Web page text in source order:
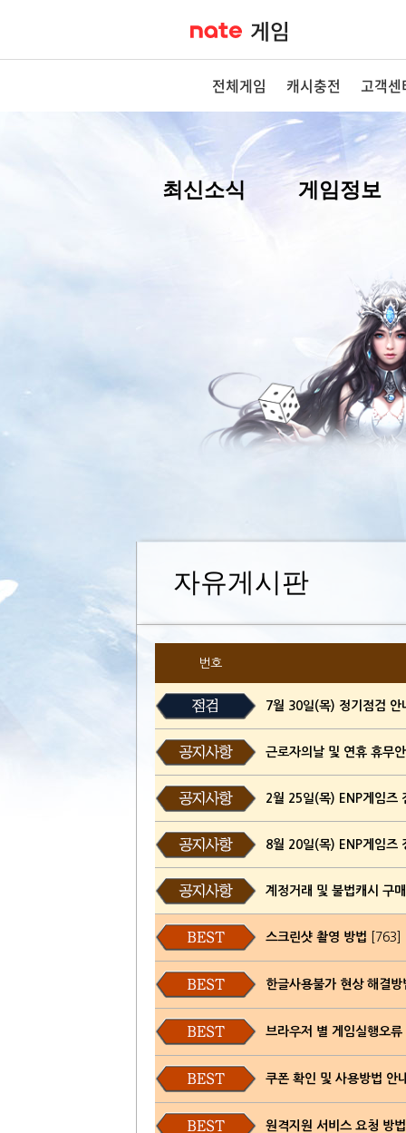
전체게임 캐시충전 고객센
최신소식 게임정보
자유게시판
번호
7월 30일(목) 정기점검
근로자의날 및 연휴 휴무
2월 25일(목) ENP게임즈
8월 20일(목) ENP게임즈
계정거래 및 불법캐시 구
스크린샷 촬영 방법 [763]
한글사용불가 현상 해결방
브라우저 별 게임실행오
쿠폰 확인 및 사용방법 안
원격지원 서비스 요청 방